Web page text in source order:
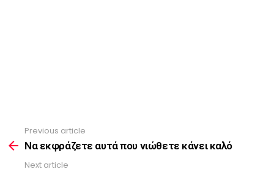
more
Previous article
Να εκφράζετε αυτά που νιώθετε κάνει καλό
Next article